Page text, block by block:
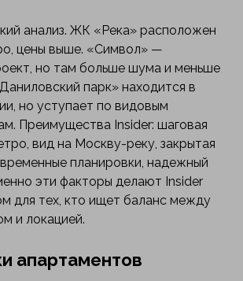
анализ. ЖК «Река» расположен
цены выше. «Символ» —
но там больше шума и меньше
парк» находится в
но уступает по видовым
Преимущества Insider: шаговая
вид на Москву-реку, закрытая
планировки, надежный
эти факторы делают Insider
для тех, кто ищет баланс между
и локацией.
апартаментов